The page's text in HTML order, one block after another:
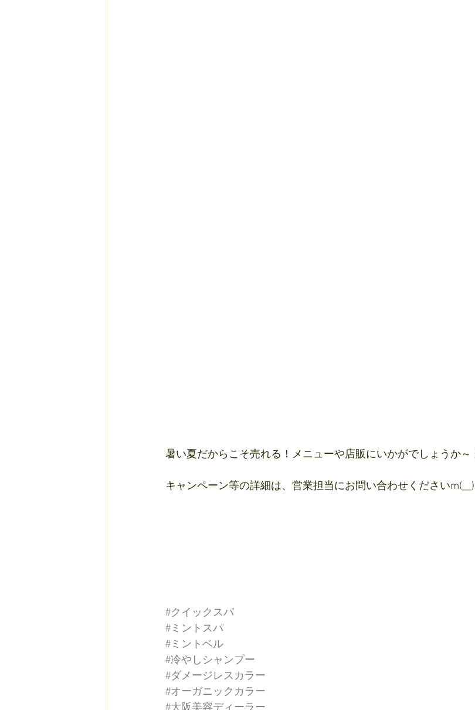
暑い夏だからこそ売れる！メニューや店販にいかがでしょうか～
キャンペーン等の詳細は、営業担当にお問い合わせください
#クイックスパ
#ミントスパ
#ミントベル
#冷やしシャンプー
#ダメージレスカラー
#オーガニックカラー